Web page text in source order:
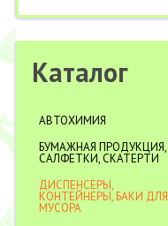
Каталог
АВТОХИМИЯ
БУМАЖНАЯ ПРОДУКЦИЯ,
САЛФЕТКИ, СКАТЕРТИ
ДИСПЕНСЕРЫ,
КОНТЕЙНЕРЫ, БАКИ ДЛЯ
МУСОРА